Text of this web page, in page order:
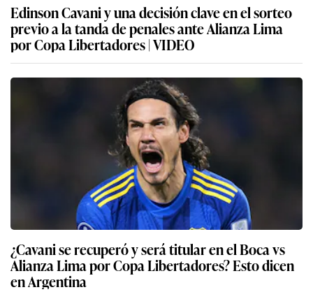
Edinson Cavani y una decisión clave en el sorteo
previo a la tanda de penales ante Alianza Lima
por Copa Libertadores | VIDEO
¿Cavani se recuperó y será titular en el Boca vs
Alianza Lima por Copa Libertadores? Esto dicen
en Argentina